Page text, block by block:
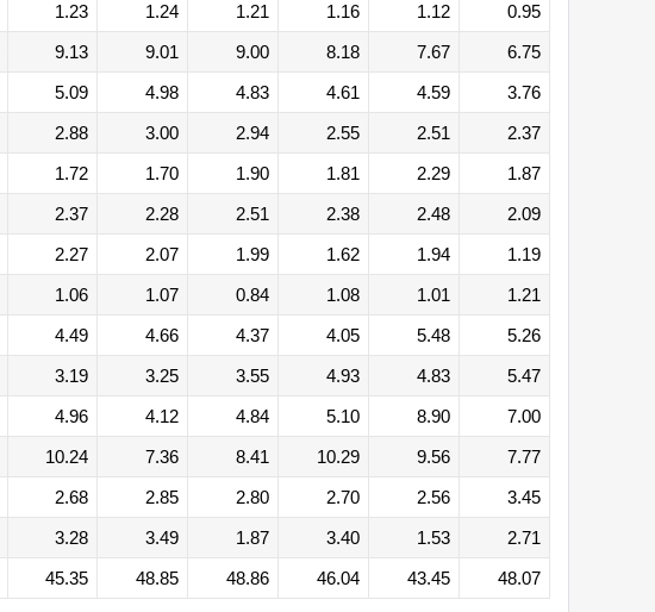
1.23 1.24 1.21 1.16 1.12
0.95
9.13 9.01 9.00 8.18 7.67
6.75
5.09 4.98 4.83 4.61 4.59
3.76
2.88 3.00 2.94 2.55 2.51
2.37
1.72 1.70 1.90 1.81 2.29
1.87
2.37 2.28 2.51 2.38 2.48
2.09
2.27 2.07 1.99 1.62 1.94
1.19
1.06 1.07 0.84 1.08 1.01
1.21
4.49 4.66 4.37 4.05 5.48
5.26
3.19 3.25 3.55 4.93 4.83
5.47
4.96 4.12 4.84 5.10 8.90
7.00
10.24 7.36 8.41 10.29 9.56
7.77
2.68 2.85 2.80 2.70 2.56
3.45
3.28 3.49 1.87 3.40 1.53
2.71
45.35 48.85 48.86 46.04 43.45 48.07